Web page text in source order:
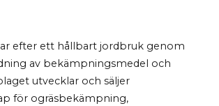
efter ett hållbart jordbruk genom
av bekämpningsmedel och
utvecklar och säljer
för ogräsbekämpning,